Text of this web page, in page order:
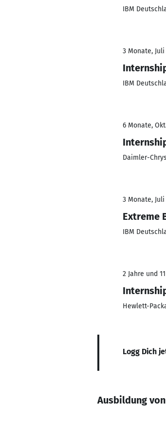
IBM
3 Monate,
IBM
6 Monate,
Daimler-
3 Monate,
Extreme
IBM
2 Jahre und
Hewlett-
Logg Dich
Ausbildung